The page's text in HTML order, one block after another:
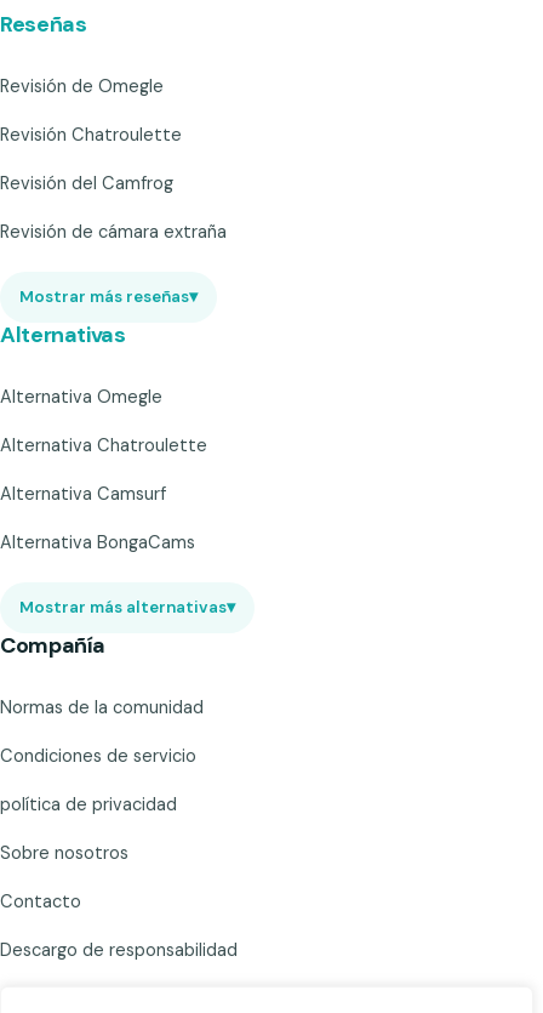
Reseñas
Revisión de Omegle
Revisión Chatroulette
Revisión del Camfrog
Revisión de cámara extraña
Mostrar más reseñas▾
Alternativas
Alternativa Omegle
Alternativa Chatroulette
Alternativa Camsurf
Alternativa BongaCams
Mostrar más alternativas▾
Compañía
Normas de la comunidad
Condiciones de servicio
política de privacidad
Sobre nosotros
Contacto
Descargo de responsabilidad